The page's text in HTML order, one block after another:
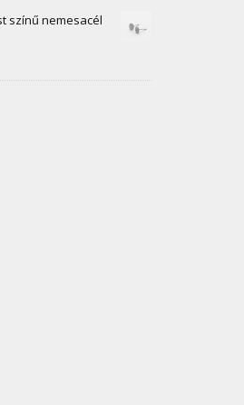
színű nemesacél